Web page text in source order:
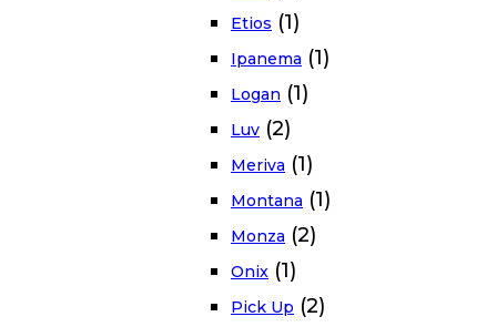
Etios (1)
Ipanema (1)
Logan (1)
Luv (2)
Meriva (1)
Montana (1)
Monza (2)
Onix (1)
Pick Up (2)